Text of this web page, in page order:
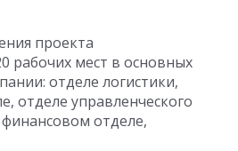
проекта
рабочих мест в основных
отделе логистики,
отделе управленческого
финансовом отделе,